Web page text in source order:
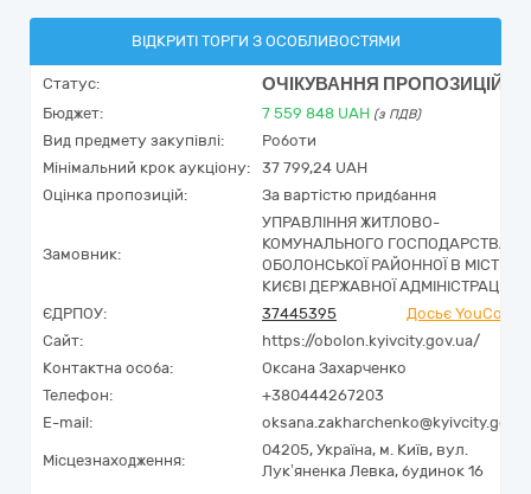
ВІДКРИТІ ТОРГИ З ОСОБЛИВОСТЯМИ
Статус: ОЧІКУВАННЯ ПРОПОЗИЦІЙ
Бюджет: 7 559 848 UAH (з ПДВ)
Вид предмету закупівлі:
Роботи
Мінімальний крок аукціону:
37 799,24 UAH
Оцінка пропозицій:
За вартістю придбання
Замовник:
УПРАВЛІННЯ ЖИТЛОВО-
КОМУНАЛЬНОГО ГОСПОДАРСТВА
ОБОЛОНСЬКОЇ РАЙОННОЇ В МІСТІ
КИЄВІ ДЕРЖАВНОЇ АДМІНІСТРАЦІЇ
ЄДРПОУ:
37445395
Досьє
Сайт:
https://obolon.kyivcity.gov.ua/
Контактна особа:
Оксана Захарченко
Телефон:
+380444267203
E-mail:
Місцезнаходження:
04205, Україна, м. Київ, вул.
Лук’яненка Левка, будинок 16